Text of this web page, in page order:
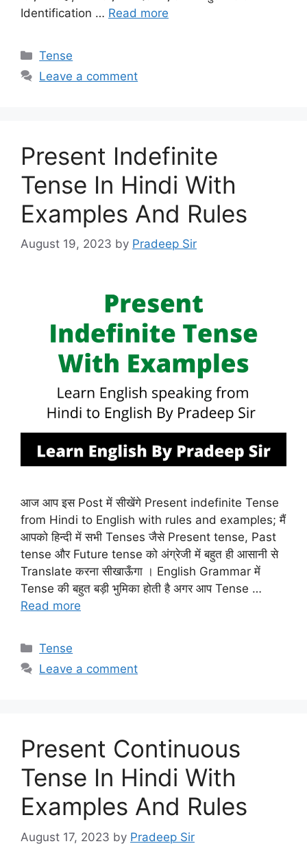
Identification … Read more
Categories
Tense
Leave a comment
Present Indefinite
Tense In Hindi With
Examples And Rules
August 19, 2023 by Pradeep Sir
आज आप इस Post में सीखेंगे Present indefinite Tense
from Hindi to English with rules and examples; मैं
आपको हिन्दी में सभी Tenses जैसे Present tense, Past
tense और Future tense को अंग्रेजी में बहुत ही आसानी से
Translate करना सीखाऊँगा । English Grammar में
Tense की बहुत बड़ी भुमिका होती है अगर आप Tense …
Read more
Categories
Tense
Leave a comment
Present Continuous
Tense In Hindi With
Examples And Rules
August 17, 2023 by Pradeep Sir